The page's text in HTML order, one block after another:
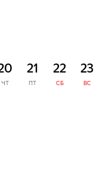
ЧТ
21
ПТ
22
СБ
23
ВС